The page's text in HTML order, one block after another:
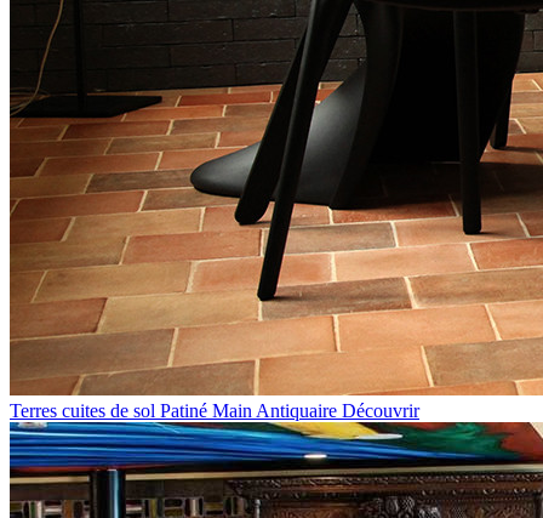
Terres cuites de sol Patiné Main Antiquaire Découvrir